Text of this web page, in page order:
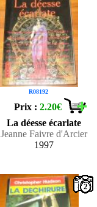
R08192
Prix :2.20€
La déesse écarlate
Jeanne Faivre d'Arcier
1997
2